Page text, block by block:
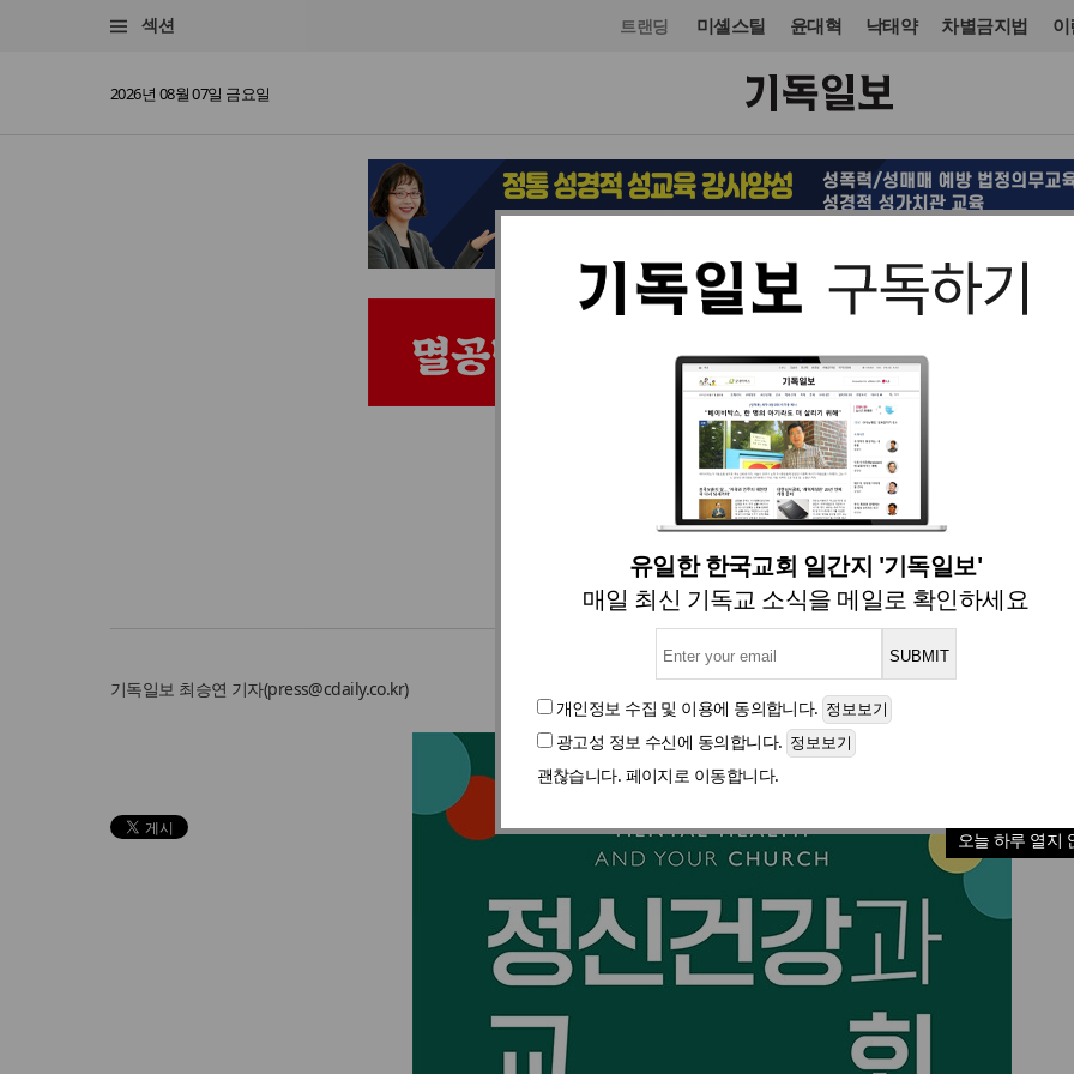
섹션 트랜딩 미셸스틸 윤대혁 낙태약 차별금지법
2026년 08월 07일 금요일
유일한 한국교회 일간지 '기독일보'
매일 최신 기독교 소식을 메일로 확인하세요
개인정보 수집 및 이용에 동의합니다.
광고성 정보 수신에 동의합니다.
괜찮습니다. 페이지로 이동합니다.
오늘 하루 열지
문화 도서 입력 2025. 06. 24 15:53
<6월, 작가들의 말말말>
기독일보 최승연 기자(press@cdaily.co.kr)